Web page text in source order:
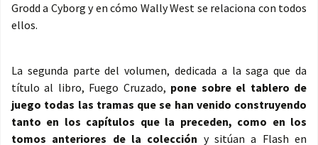
Grodd a Cyborg y en cómo Wally West se relaciona con todos
ellos.
La segunda parte del volumen, dedicada a la saga que da
título al libro, Fuego Cruzado, pone sobre el tablero de
juego todas las tramas que se han venido construyendo
tanto en los capítulos que la preceden, como en los
tomos anteriores de la colección y sitúan a Flash en